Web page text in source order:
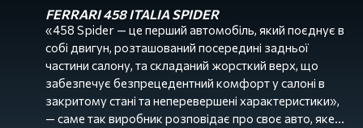
FERRARI 458 ITALIA SPIDER
«458 Spider — це перший автомобіль, який поєднує в
собі двигун, розташований посередині задньої
частини салону, та складаний жорсткий верх, що
забезпечує безпрецедентний комфорт у салоні в
закритому стані та неперевершені характеристики»,
— саме так виробник розповідає про своє авто, яке